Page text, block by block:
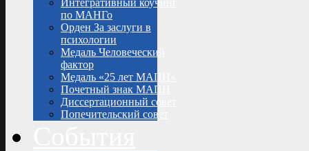
Интегративный коучинг
по МАНГо
Орден За заслуги в
психологии
Медаль Человеческий
фактор
Медаль «25 лет МАПН»
Почетный знак МАПН
Диссертационный совет
Попечительский совет